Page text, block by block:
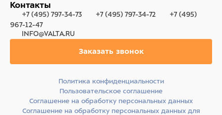
Контакты
+7 (495) 797-34-73 +7 (495) 797-34-72
+7 (495)
967-12-47
INFO@VALTA.RU
Заказать звонок
Политика конфиденциальности
Пользовательское соглашение
Соглашение на обработку персональных данных
Соглашение на обработку персональных данных для